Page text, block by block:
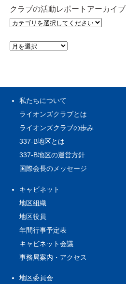
クラブの活動レポートアーカイブ
私たちについて
ライオンズクラブとは
ライオンズクラブの歩み
337-B地区とは
337-B地区の運営方針
国際会長のメッセージ
キャビネット
地区組織
地区役員
年間行事予定表
キャビネット会議
事務局案内・アクセス
地区委員会